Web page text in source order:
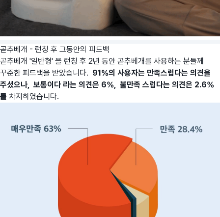
곧추베개 - 런칭 후 그동안의 피드백
곧추베개 '일반형' 을 런칭 후 2년 동안 곧추베개를 사용하는 분들께
꾸준한 피드백을 받았습니다. 91%의 사용자는 만족스럽다는 의견을
주셨으나, 보통이다 라는 의견은 6%, 불만족 스럽다는 의견은 2.6%
를 차지하였습니다.